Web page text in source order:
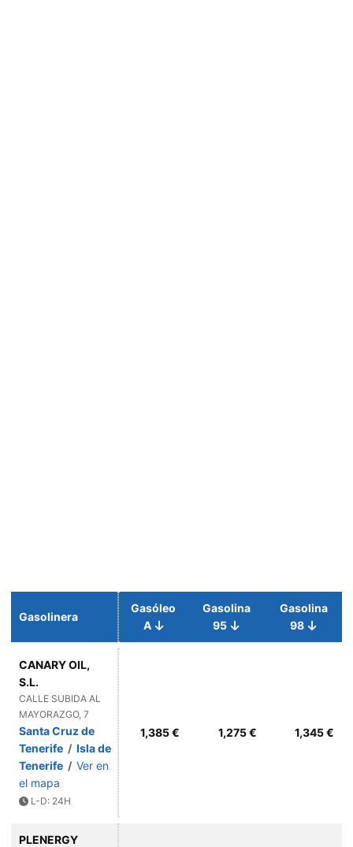
Gasolinera
Gasóleo
A
Gasolina
95
Gasolina
98
CANARY OIL,
S.L.
CALLE SUBIDA AL
MAYORAZGO, 7
Santa Cruz de
Tenerife / Isla de
Tenerife / Ver en
el mapa
L-D: 24H
1,385 € 1,275 € 1,345 €
PLENERGY